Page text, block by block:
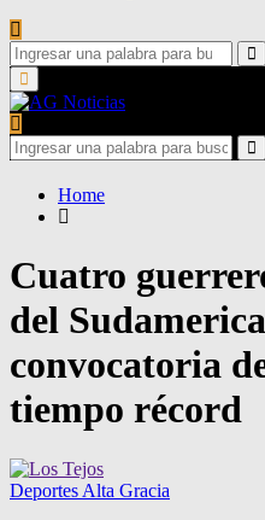
Search
for:Primary
Menu
Search
for:
Home
Cuatro
del
convocatoria
tiempo récord
Deportes Alta Gracia